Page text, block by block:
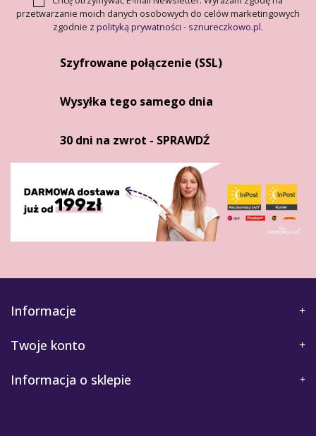
przetwarzanie moich danych osobowych do celów marketingowych
zgodnie z polityką prywatności - sznureczkowo.pl.
Szyfrowane połączenie (SSL)
Wysyłka tego samego dnia
30 dni na zwrot - SPRAWDŹ
Informacje
Twoje konto
Informacja o sklepie